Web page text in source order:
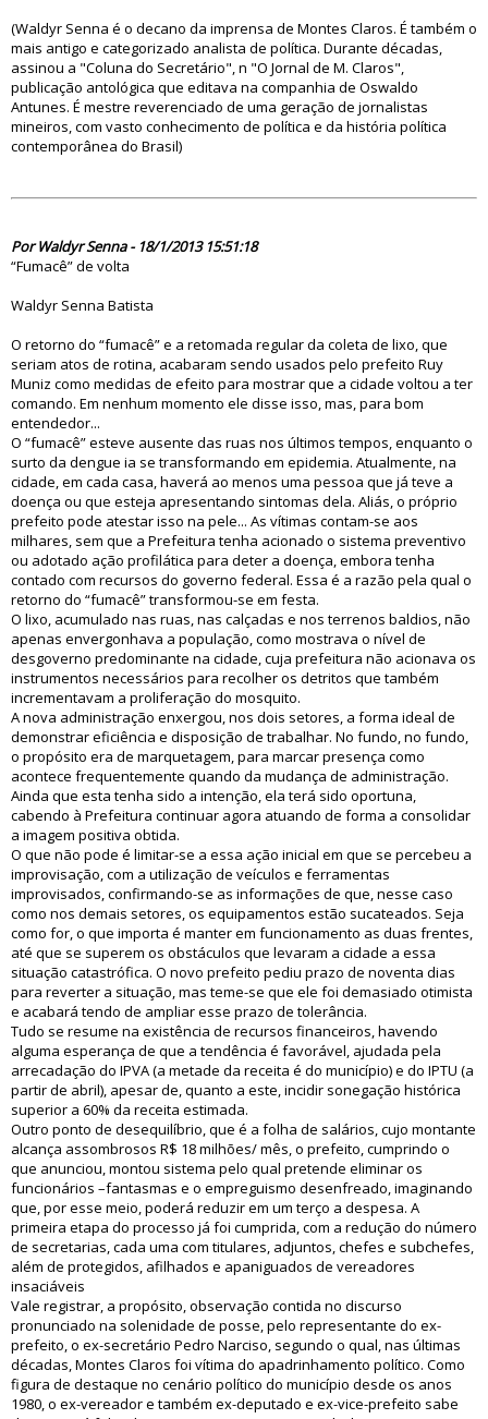
(Waldyr Senna é o decano da imprensa de Montes Claros. É também o
mais antigo e categorizado analista de política. Durante décadas,
assinou a "Coluna do Secretário", n "O Jornal de M. Claros",
publicação antológica que editava na companhia de Oswaldo
Antunes. É mestre reverenciado de uma geração de jornalistas
mineiros, com vasto conhecimento de política e da história política
contemporânea do Brasil)
Por Waldyr Senna - 18/1/2013 15:51:18
“Fumacê” de volta
Waldyr Senna Batista
O retorno do “fumacê” e a retomada regular da coleta de lixo, que
seriam atos de rotina, acabaram sendo usados pelo prefeito Ruy
Muniz como medidas de efeito para mostrar que a cidade voltou a ter
comando. Em nenhum momento ele disse isso, mas, para bom
entendedor...
O “fumacê” esteve ausente das ruas nos últimos tempos, enquanto o
surto da dengue ia se transformando em epidemia. Atualmente, na
cidade, em cada casa, haverá ao menos uma pessoa que já teve a
doença ou que esteja apresentando sintomas dela. Aliás, o próprio
prefeito pode atestar isso na pele... As vítimas contam-se aos
milhares, sem que a Prefeitura tenha acionado o sistema preventivo
ou adotado ação profilática para deter a doença, embora tenha
contado com recursos do governo federal. Essa é a razão pela qual o
retorno do “fumacê” transformou-se em festa.
O lixo, acumulado nas ruas, nas calçadas e nos terrenos baldios, não
apenas envergonhava a população, como mostrava o nível de
desgoverno predominante na cidade, cuja prefeitura não acionava os
instrumentos necessários para recolher os detritos que também
incrementavam a proliferação do mosquito.
A nova administração enxergou, nos dois setores, a forma ideal de
demonstrar eficiência e disposição de trabalhar. No fundo, no fundo,
o propósito era de marquetagem, para marcar presença como
acontece frequentemente quando da mudança de administração.
Ainda que esta tenha sido a intenção, ela terá sido oportuna,
cabendo à Prefeitura continuar agora atuando de forma a consolidar
a imagem positiva obtida.
O que não pode é limitar-se a essa ação inicial em que se percebeu a
improvisação, com a utilização de veículos e ferramentas
improvisados, confirmando-se as informações de que, nesse caso
como nos demais setores, os equipamentos estão sucateados. Seja
como for, o que importa é manter em funcionamento as duas frentes,
até que se superem os obstáculos que levaram a cidade a essa
situação catastrófica. O novo prefeito pediu prazo de noventa dias
para reverter a situação, mas teme-se que ele foi demasiado otimista
e acabará tendo de ampliar esse prazo de tolerância.
Tudo se resume na existência de recursos financeiros, havendo
alguma esperança de que a tendência é favorável, ajudada pela
arrecadação do IPVA (a metade da receita é do município) e do IPTU (a
partir de abril), apesar de, quanto a este, incidir sonegação histórica
superior a 60% da receita estimada.
Outro ponto de desequilíbrio, que é a folha de salários, cujo montante
alcança assombrosos R$ 18 milhões/ mês, o prefeito, cumprindo o
que anunciou, montou sistema pelo qual pretende eliminar os
funcionários –fantasmas e o empreguismo desenfreado, imaginando
que, por esse meio, poderá reduzir em um terço a despesa. A
primeira etapa do processo já foi cumprida, com a redução do número
de secretarias, cada uma com titulares, adjuntos, chefes e subchefes,
além de protegidos, afilhados e apaniguados de vereadores
insaciáveis
Vale registrar, a propósito, observação contida no discurso
pronunciado na solenidade de posse, pelo representante do ex-
prefeito, o ex-secretário Pedro Narciso, segundo o qual, nas últimas
décadas, Montes Claros foi vítima do apadrinhamento político. Como
figura de destaque no cenário político do município desde os anos
1980, o ex-vereador e também ex-deputado e ex-vice-prefeito sabe